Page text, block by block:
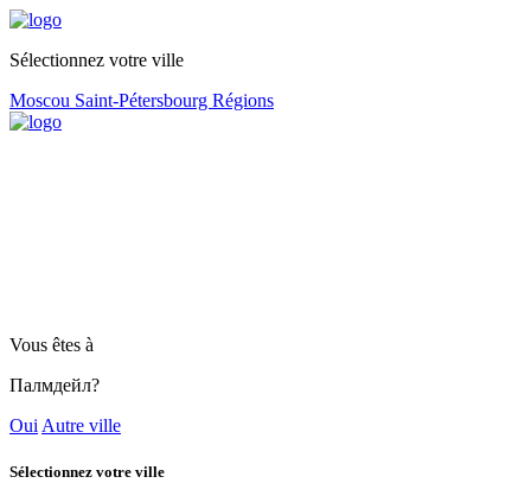
Sélectionnez votre ville
Moscou Saint-Pétersbourg Régions
Vous êtes à
Палмдейл?
Oui Autre ville
Sélectionnez votre ville